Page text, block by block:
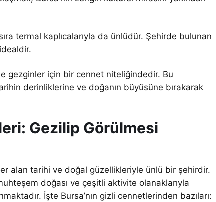
termal kaplıcalarıyla da ünlüdür. Şehirde bulunan
gezginler için bir cennet niteliğindedir. Bu
derinliklerine ve doğanın büyüsüne bırakarak
Gezilip Görülmesi
alan tarihi ve doğal güzellikleriyle ünlü bir şehirdir.
doğası ve çeşitli aktivite olanaklarıyla
İşte Bursa’nın gizli cennetlerinden bazıları: